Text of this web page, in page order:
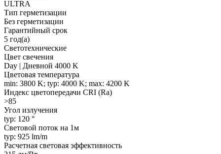
ULTRA
Тип герметизации
Без герметизации
Гарантийный срок
5 год(а)
Светотехнические
Цвет свечения
Day | Дневной 4000 K
Цветовая температура
min: 3800 K; typ: 4000 K; max: 4200 K
Индекс цветопередачи CRI (Ra)
>85
Угол излучения
typ: 120 °
Световой поток на 1м
typ: 925 lm/m
Расчетная световая эффективность